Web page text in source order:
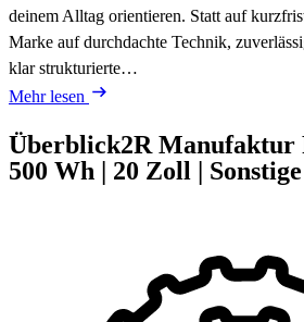
deinem Alltag orientieren. Statt auf
Marke auf durchdachte Technik,
klar strukturierte…
Mehr lesen
Überblick2R Manufaktur
500 Wh | 20 Zoll | Sonstige